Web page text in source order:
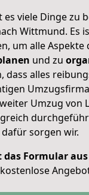
es viele Dinge zu
Wittmund. Es
um alle Aspekte
und zu
dass alles
Umzug von
dafür sorgen wir.
das Formular aus